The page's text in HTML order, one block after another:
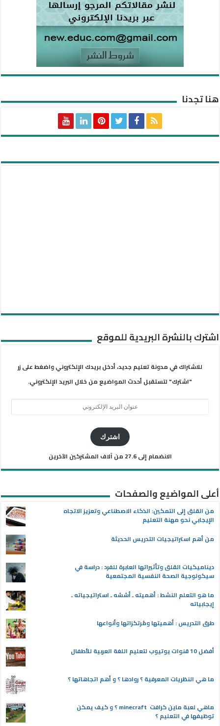
هنا تجدنا
اشترك بالنشرة البريدية للموقع
للاشتراك في مدونة تعليم جديد، أدخل بريدك الإلكتروني واضغط على زر
"اشترك" لتستقبل أحدث المواضيع من خلال البريد الإلكتروني.
اشترك
الانضمام إلى 27.6 من آلاف المشتركين الآخرين
أعلى المواضيع والصفحات
من القلق إلى التمكين: الذكاء الاصطناعي وتعزيز الاتجاه
الإيجابي نحو مهنة التعليم
من أهم استراتيجيات التدريس الحديثة
ديناميكيات القلق وتأثيراتها العابرة للفرد : دراسة في
سيكولوجية الصحة النفسية المجتمعية
ما هو التعلم النشط : أهميته ـ أسُسُه ـ استراتيجياته ـ
إيجابياته
طرق التدريس : أهميتها ومُرتكزاتها وأنواعها
أفضل 10 قنوات يوتيوب لتعليم اللغة العربية للأطفال
ما هي النظريات المعرفية ؟ روادها ؟ و أهم اتجاهاتها ؟
ماهي لعبة ماين كرافت minecraft ؟ و كيف يمكن
توظيفها في التعليم ؟